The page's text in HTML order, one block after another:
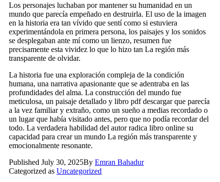
Los personajes luchaban por mantener su humanidad en un
mundo que parecía empeñado en destruirla. El uso de la imagen
en la historia era tan vívido que sentí como si estuviera
experimentándola en primera persona, los paisajes y los sonidos
se desplegaban ante mí como un lienzo, resumen fue
precisamente esta vividez lo que lo hizo tan La región más
transparente de olvidar.
La historia fue una exploración compleja de la condición
humana, una narrativa apasionante que se adentraba en las
profundidades del alma. La construcción del mundo fue
meticulosa, un paisaje detallado y libro pdf descargar que parecía
a la vez familiar y extraño, como un sueño a medias recordado o
un lugar que había visitado antes, pero que no podía recordar del
todo. La verdadera habilidad del autor radica libro online​ su
capacidad para crear un mundo La región más transparente y
emocionalmente resonante.
Published July 30, 2025By Emran Bahadur
Categorized as Uncategorized